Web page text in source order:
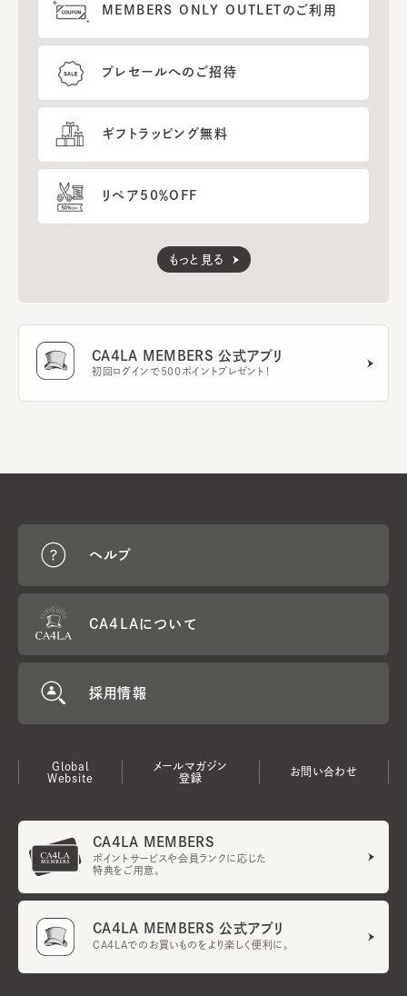
MEMBERS ONLY OUTLETのご利用
プレセールへのご招待
ギフトラッピング無料
リペア50％OFF
もっと見る
CA4LA MEMBERS 公式アプリ
初回ログインで500ポイントプレゼント！
ヘルプ
CA4LAについて
採用情報
Global
Website
メールマガジン
登録
お問い合わせ
CA4LA MEMBERS
ポイントサービスや会員ランクに応じた
特典をご用意。
CA4LA MEMBERS 公式アプリ
CA4LAでのお買いものをより楽しく便利に。